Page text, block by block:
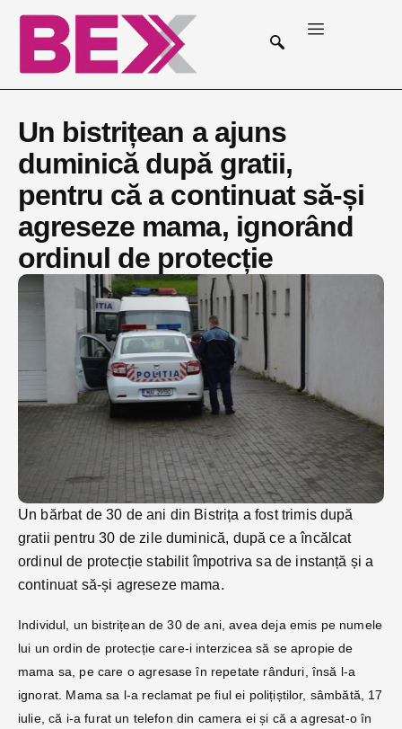
Un bistrițean a ajuns
duminică după gratii,
pentru că a continuat să-și
agreseze mama, ignorând
ordinul de protecție
Un bărbat de 30 de ani din Bistrița a fost trimis după
gratii pentru 30 de zile duminică, după ce a încălcat
ordinul de protecție stabilit împotriva sa de instanță și a
continuat să-și agreseze mama.
Individul, un bistrițean de 30 de ani, avea deja emis pe numele
lui un ordin de protecție care-i interzicea să se apropie de
mama sa, pe care o agresase în repetate rânduri, însă l-a
ignorat. Mama sa l-a reclamat pe fiul ei polițiștilor, sâmbătă, 17
iulie, că i-a furat un telefon din camera ei și că a agresat-o în